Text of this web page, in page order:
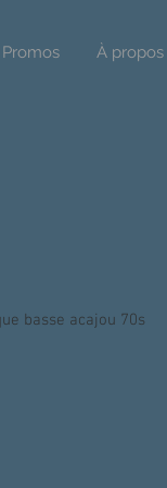
Promos À propos
basse acajou 70s